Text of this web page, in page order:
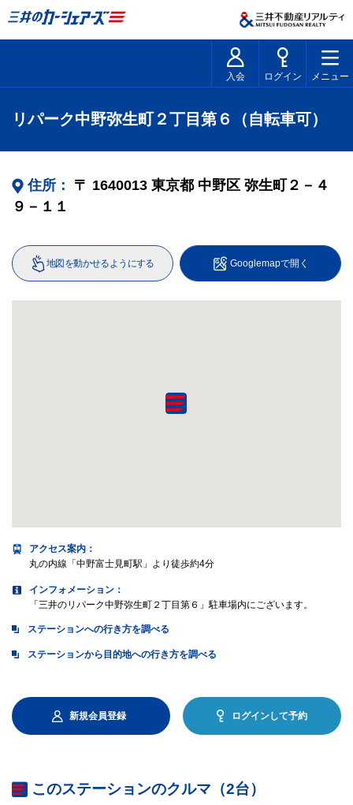
入会 ログイン メニュー
リパーク中野弥生町２丁目第６（自転車可）
住所： 〒 1640013 東京都 中野区 弥生町２－４
９－１１
地図を動かせるようにする Googlemapで開く
アクセス案内 ：
丸の内線「中野富士見町駅」より徒歩約4分
インフォメーション：
「三井のリパーク中野弥生町２丁目第６」駐車場内にございます。
ステーションへの行き方を調べる
ステーションから目的地への行き方を調べる
新規会員登録 ログインして予約
このステーションのクルマ（2台）